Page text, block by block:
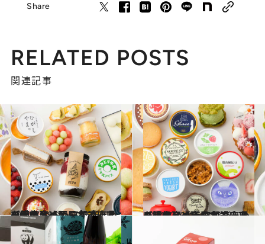
Share
RELATED POSTS
関連記事
2024.7.29
【画像】【西日本エリアを総まとめ】47都道府県の手土産 おうちで楽しめる絶品アイス
グルメ 2024.7.20
【画像】【東日本エリアを総まとめ】47都道府県の手土産 おうちで楽しめる絶品アイス
グルメ